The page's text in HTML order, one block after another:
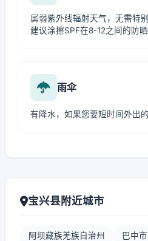
属弱紫外线辐射天气，无需特
建议涂擦SPF在8-12之间的防晒
雨伞
有降水，如果您要短时间外出
宝兴县附近城市
阿坝藏族羌族自治州 巴中市